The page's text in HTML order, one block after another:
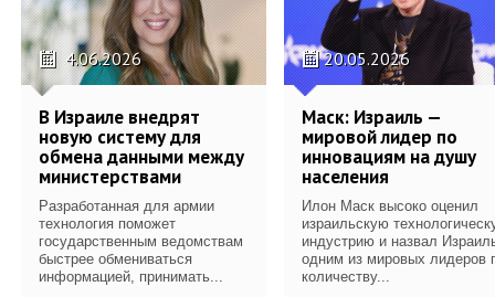
4.06.2026
В Израиле внедрят
новую систему для
обмена данными между
министерствами
Разработанная для армии
технология поможет
государственным ведомствам
быстрее обмениваться
информацией, принимать...
20.05.2026
Маск: Израиль —
мировой лидер по
инновациям на душу
населения
Илон Маск высоко оценил
израильскую
индустрию и назвал
одним из мировых лидеров
количеству...